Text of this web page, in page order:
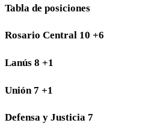
Tabla de posiciones
Rosario Central 10 +6
Lanús 8 +1
Unión 7 +1
Defensa y Justicia 7